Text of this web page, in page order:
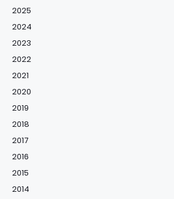
2025
2024
2023
2022
2021
2020
2019
2018
2017
2016
2015
2014